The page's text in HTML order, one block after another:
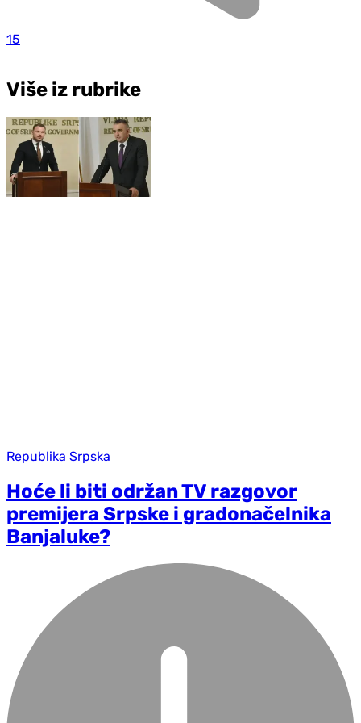
15
Više iz rubrike
Republika Srpska
Hoće li biti održan TV razgovor
premijera Srpske i gradonačelnika
Banjaluke?